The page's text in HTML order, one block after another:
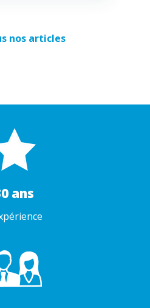
nos articles
ans